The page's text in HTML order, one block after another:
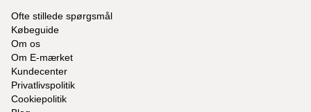
Ofte stillede spørgsmål
Købeguide
Om os
Om E-mærket
Kundecenter
Privatlivspolitik
Cookiepolitik